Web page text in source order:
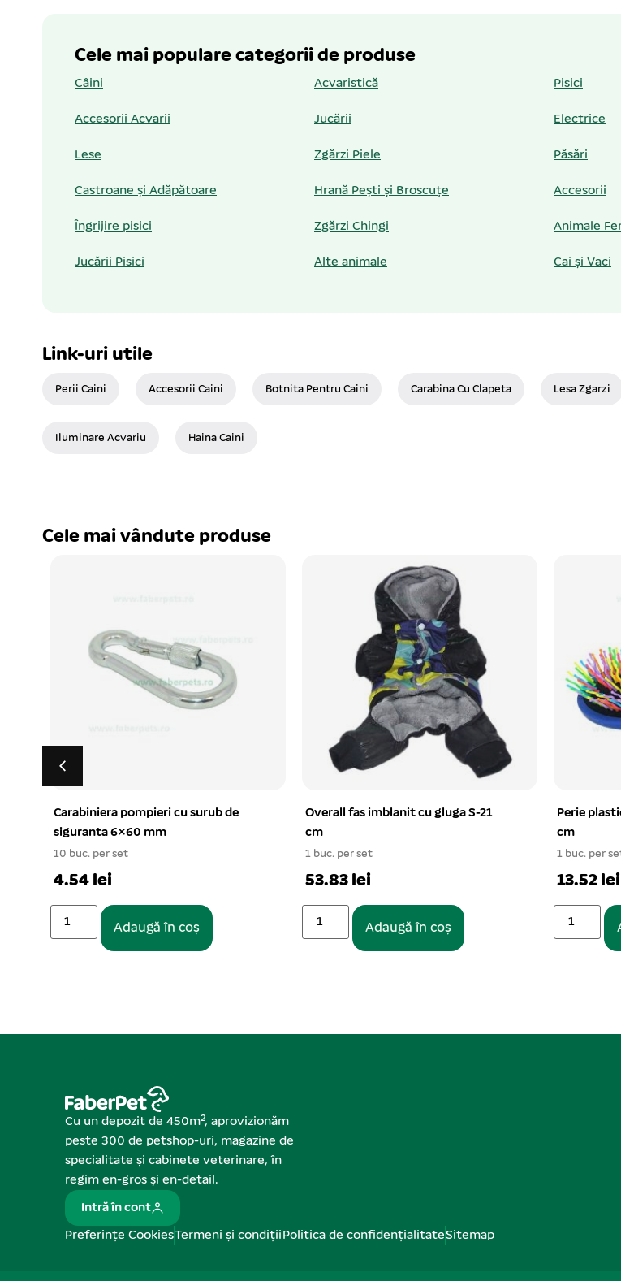
Cele mai populare categorii de produse
Câini Acvaristică Pisici
Accesorii Acvarii Jucării Electrice
Lese Zgărzi Piele Păsări
Castroane și Adăpătoare Hrană Pești și Broscuțe Accesorii
Îngrijire pisici Zgărzi Chingi Animale
Jucării Pisici Alte animale Cai și Vaci
Link-uri utile
Perii Caini Accesorii Caini Botnita Pentru Caini Carabina Cu Clapeta Lesa Zgarzi
Iluminare Acvariu Haina Caini
Cele mai vândute produse
Carabiniera pompieri cu surub de
siguranta 6×60 mm
10 buc. per set
4.54 lei
Adaugă în coș
Overall fas imblanit cu gluga S-21
cm
1 buc. per set
53.83 lei
Adaugă în coș
Perie
cm
1 buc. per
13.52 lei
Cu un depozit de 450m², aprovizionăm
peste 300 de petshop-uri, magazine de
specialitate și cabinete veterinare, în
regim en-gros și en-detail.
Intră în cont
Preferințe CookiesTermeni și condițiiPolitica de confidențialitateSitemap